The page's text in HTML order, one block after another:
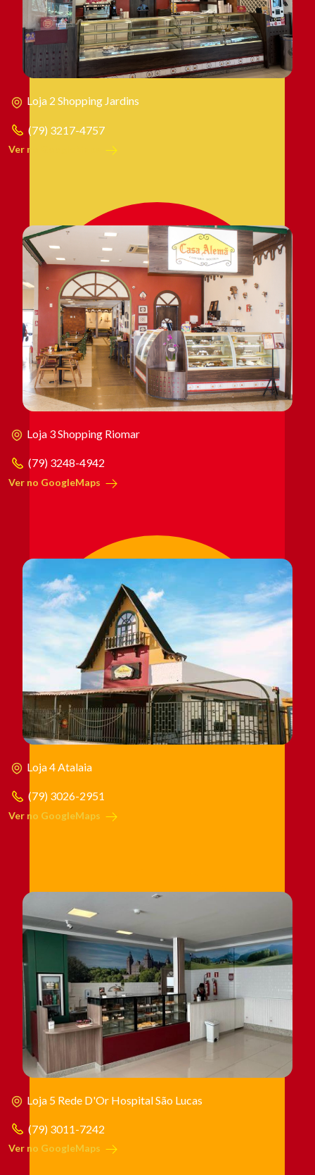
Loja 2 Shopping Jardins
(79) 3217-4757
Ver no GoogleMaps
Loja 3 Shopping Riomar
(79) 3248-4942
Ver no GoogleMaps
Loja 4 Atalaia
(79) 3026-2951
Ver no GoogleMaps
Loja 5 Rede D'Or Hospital São Lucas
(79) 3011-7242
Ver no GoogleMaps